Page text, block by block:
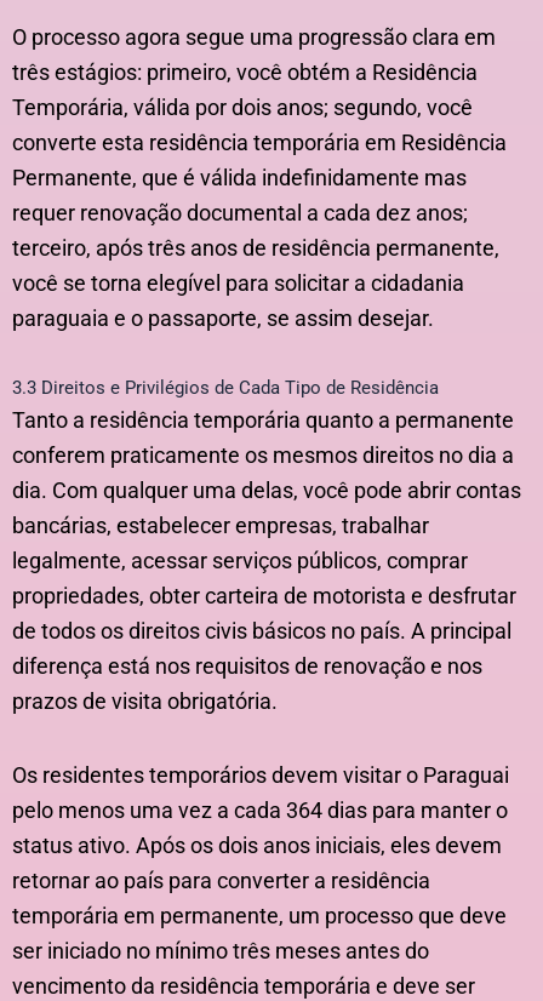
O processo agora segue uma progressão clara em
três estágios: primeiro, você obtém a Residência
Temporária, válida por dois anos; segundo, você
converte esta residência temporária em Residência
Permanente, que é válida indefinidamente mas
requer renovação documental a cada dez anos;
terceiro, após três anos de residência permanente,
você se torna elegível para solicitar a cidadania
paraguaia e o passaporte, se assim desejar.
3.3 Direitos e Privilégios de Cada Tipo de Residência
Tanto a residência temporária quanto a permanente
conferem praticamente os mesmos direitos no dia a
dia. Com qualquer uma delas, você pode abrir contas
bancárias, estabelecer empresas, trabalhar
legalmente, acessar serviços públicos, comprar
propriedades, obter carteira de motorista e desfrutar
de todos os direitos civis básicos no país. A principal
diferença está nos requisitos de renovação e nos
prazos de visita obrigatória.
Os residentes temporários devem visitar o Paraguai
pelo menos uma vez a cada 364 dias para manter o
status ativo. Após os dois anos iniciais, eles devem
retornar ao país para converter a residência
temporária em permanente, um processo que deve
ser iniciado no mínimo três meses antes do
vencimento da residência temporária e deve ser